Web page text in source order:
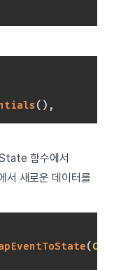
( ) ,
함수에서
새로운 데이터를
(